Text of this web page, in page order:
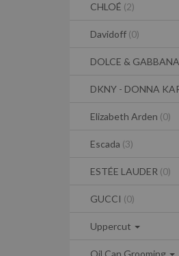
CHLOÉ (2)
Davidoff (0)
DOLCE & GABBANA
DKNY - DONNA
Elizabeth Arden (0)
Escada (3)
ESTÉE LAUDER (0)
GUCCI (0)
Uppercut
Oil Can Grooming